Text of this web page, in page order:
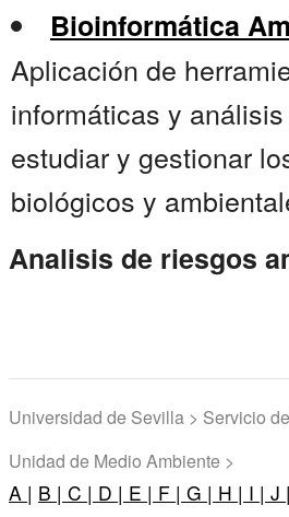
Bioinformática
Aplicación de
informáticas y
estudiar y gestionar
biológicos y
Analisis de riesgos
Universidad de Sevilla > Servicio
Unidad de Medio Ambiente >
A | B | C | D | E | F | G | H | I | J |